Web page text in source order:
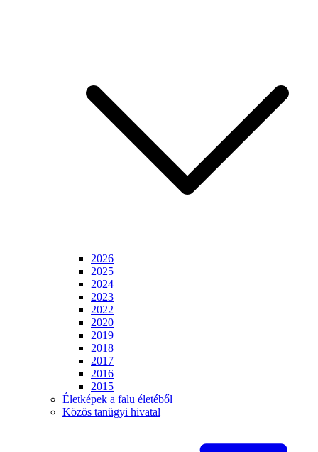
2026
2025
2024
2023
2022
2020
2019
2018
2017
2016
2015
Életképek a falu életéből
Közös tanügyi hivatal